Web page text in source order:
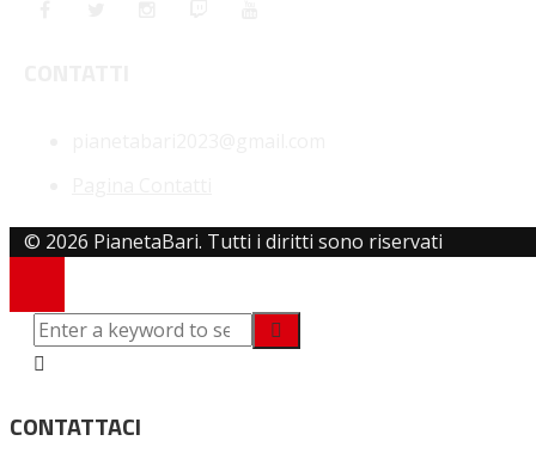
© 2026 PianetaBari. Tutti i diritti sono riservati
CONTATTACI